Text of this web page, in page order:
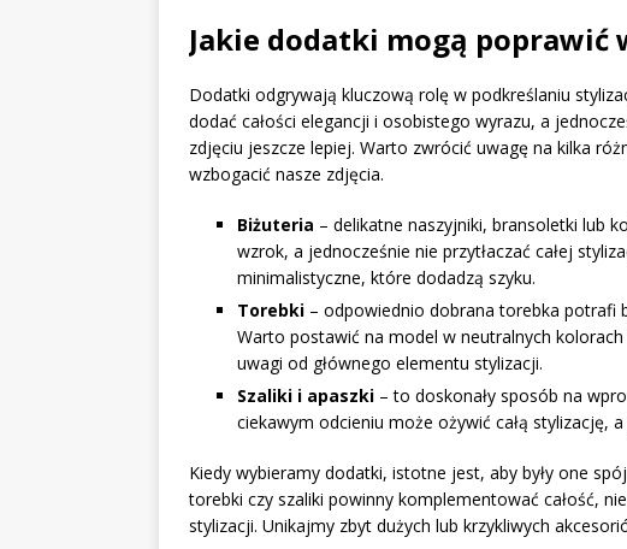
Jakie dodatki mogą poprawić
Dodatki odgrywają kluczową rolę w podkreślaniu
dodać całości elegancji i osobistego wyrazu, a
zdjęciu jeszcze lepiej. Warto zwrócić uwagę na kilka
wzbogacić nasze zdjęcia.
Biżuteria – delikatne naszyjniki, bransoletki lub
wzrok, a jednocześnie nie przytłaczać całej
minimalistyczne, które dodadzą szyku.
Torebki – odpowiednio dobrana torebka potrafi
Warto postawić na model w neutralnych
uwagi od głównego elementu stylizacji.
Szaliki i apaszki – to doskonały sposób na
ciekawym odcieniu może ożywić całą stylizację,
Kiedy wybieramy dodatki, istotne jest, aby były one
torebki czy szaliki powinny komplementować całość,
stylizacji. Unikajmy zbyt dużych lub krzykliwych